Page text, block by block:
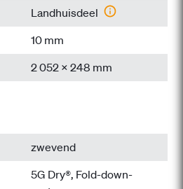
Landhuisdeel
10 mm
2 052 x 248 mm
zwevend
5G Dry®, Fold-down-